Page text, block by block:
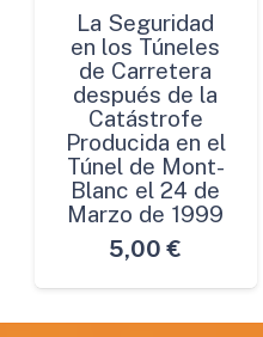
La Seguridad
en los Túneles
de Carretera
después de la
Catástrofe
Producida en el
Túnel de Mont-
Blanc el 24 de
Marzo de 1999
5,00 €